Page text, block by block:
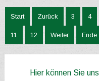
Start Zurück 3 4
11 12 Weiter Ende
Hier können Sie